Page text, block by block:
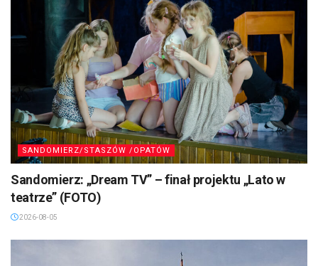
SANDOMIERZ/STASZÓW /OPATÓW
Sandomierz: „Dream TV” – finał projektu „Lato w
teatrze” (FOTO)
2026-08-05